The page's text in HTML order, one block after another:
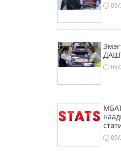
09/
09/
09/